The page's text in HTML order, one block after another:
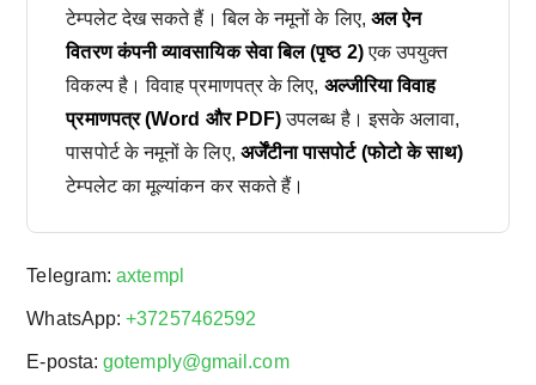
टेम्पलेट देख सकते हैं। बिल के नमूनों के लिए, अल ऐन
वितरण कंपनी व्यावसायिक सेवा बिल (पृष्ठ 2)एक उपयुक्त
विकल्प है। विवाह प्रमाणपत्र के लिए, अल्जीरिया विवाह
प्रमाणपत्र (Word और PDF)उपलब्ध है। इसके अलावा,
पासपोर्ट के नमूनों के लिए, अर्जेंटीना पासपोर्ट (फोटो के साथ)
टेम्पलेट का मूल्यांकन कर सकते हैं।
Telegram:axtempl
WhatsApp:+37257462592
E-posta:gotemply@gmail.com